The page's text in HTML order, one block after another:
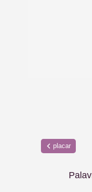
placar